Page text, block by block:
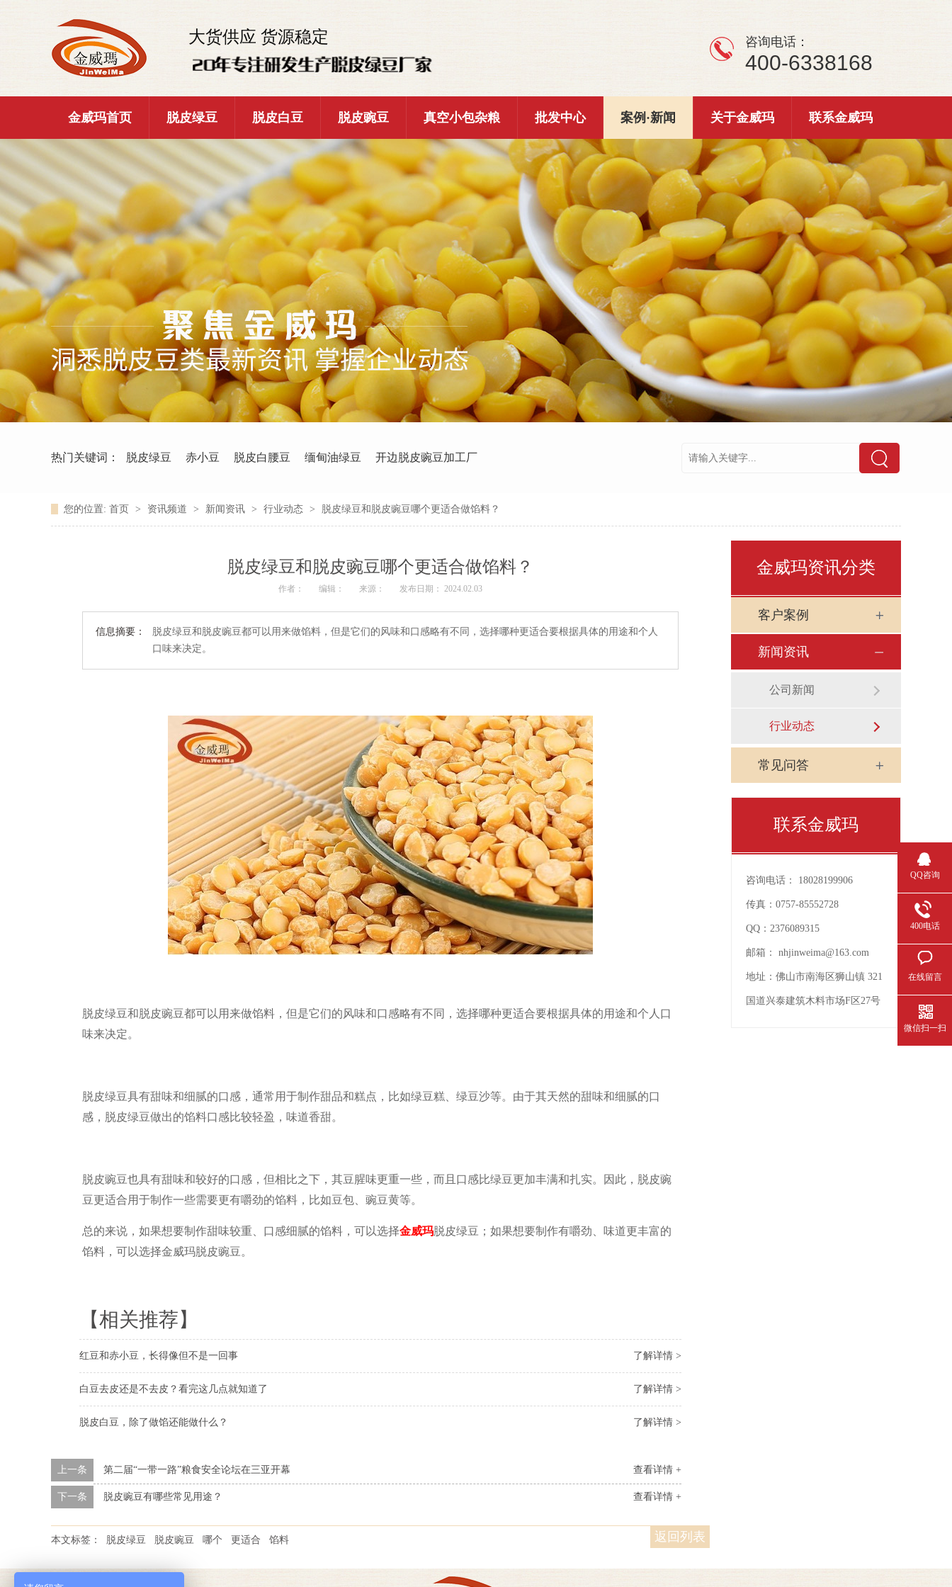
大货供应 货源稳定 咨询电话：
400-6338168
金威玛首页 脱皮绿豆 脱皮白豆 脱皮豌豆 真空小包杂粮 批发中心 案例·新闻 关于金威玛 联系金威玛
热门关键词： 脱皮绿豆 赤小豆 脱皮白腰豆 缅甸油绿豆 开边脱皮豌豆加工厂
您的位置: 首页 > 资讯频道 > 新闻资讯 > 行业动态 > 脱皮绿豆和脱皮豌豆哪个更适合做馅料？
脱皮绿豆和脱皮豌豆哪个更适合做馅料？
作者： 编辑： 来源： 发布日期： 2024.02.03
信息摘要：
脱皮绿豆和脱皮豌豆都可以用来做馅料，但是它们的风味和口感略有不同，选择哪种更适合要根据具体的用途和个人
口味来决定。
脱皮绿豆和脱皮豌豆都可以用来做馅料，但是它们的风味和口感略有不同，选择哪种更适合要根据具体的用途和个人口
味来决定。
脱皮绿豆具有甜味和细腻的口感，通常用于制作甜品和糕点，比如绿豆糕、绿豆沙等。由于其天然的甜味和细腻的口
感，脱皮绿豆做出的馅料口感比较轻盈，味道香甜。
脱皮豌豆也具有甜味和较好的口感，但相比之下，其豆腥味更重一些，而且口感比绿豆更加丰满和扎实。因此，脱皮豌
豆更适合用于制作一些需要更有嚼劲的馅料，比如豆包、豌豆黄等。
总的来说，如果想要制作甜味较重、口感细腻的馅料，可以选择金威玛脱皮绿豆；如果想要制作有嚼劲、味道更丰富的
馅料，可以选择金威玛脱皮豌豆。
【相关推荐】
了解详情 >
红豆和赤小豆，长得像但不是一回事
了解详情 >
白豆去皮还是不去皮？看完这几点就知道了
了解详情 >
脱皮白豆，除了做馅还能做什么？
查看详情 +
上一条 第二届“一带一路”粮食安全论坛在三亚开幕
查看详情 +
下一条 脱皮豌豆有哪些常见用途？
返回列表
本文标签： 脱皮绿豆 脱皮豌豆 哪个 更适合 馅料
金威玛资讯分类
客户案例
新闻资讯
公司新闻
行业动态
常见问答
联系金威玛
咨询电话： 18028199906
传真： 0757-85552728
QQ： 2376089315
邮箱： nhjinweima@163.com
地址： 佛山市南海区狮山镇 321
国道兴泰建筑木料市场F区27号
QQ咨询
400电话
在线留言
微信扫一扫